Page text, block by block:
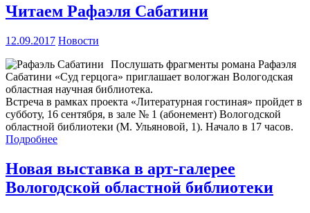
Читаем Рафаэля Сабатини
12.09.2017 Новости
Послушать фрагменты романа Рафаэля
Сабатини «Суд герцога» приглашает вологжан Вологодская
областная научная библиотека.
Встреча в рамках проекта «Литературная гостиная» пройдет в
субботу, 16 сентября, в зале № 1 (абонемент) Вологодской
областной библиотеки (М. Ульяновой, 1). Начало в 17 часов.
Подробнее
Новая выставка в арт-галерее
Вологодской областной библиотеки